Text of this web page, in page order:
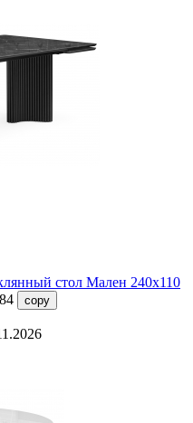
стол Мален 240x110
copy